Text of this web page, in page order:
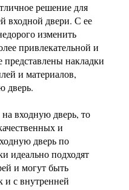
решение для
входной двери. С ее
изменить
привлекательной и
накладки
и материалов,
дверь.
входную дверь, то
и
дверь по
идеально подходят
и могут быть
и с внутренней